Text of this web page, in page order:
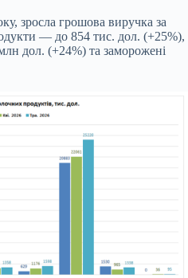
зросла грошова виручка за
— до 854 тис. дол. (+25%),
дол. (+24%) та заморожені